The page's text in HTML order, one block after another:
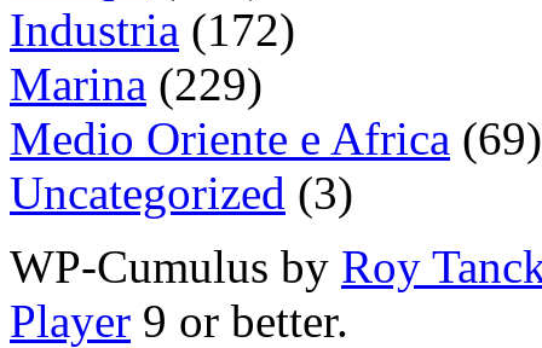
Industria (172)
Marina (229)
Medio Oriente e Africa (69)
Uncategorized (3)
WP-Cumulus by Roy
Player 9 or better.